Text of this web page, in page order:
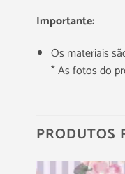
Importante:
Os materiais
* As fotos do
PRODUTOS